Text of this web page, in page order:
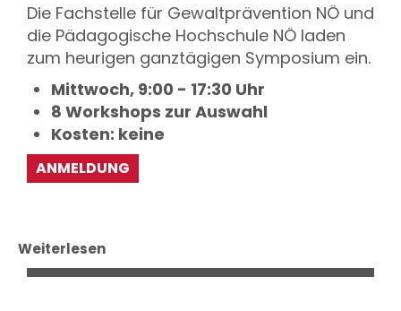
Die Fachstelle für Gewaltprävention NÖ und
die Pädagogische Hochschule NÖ laden
zum heurigen ganztägigen Symposium ein.
Mittwoch, 9:00 - 17:30 Uhr
8 Workshops zur Auswahl
Kosten: keine
ANMELDUNG
Weiterlesen